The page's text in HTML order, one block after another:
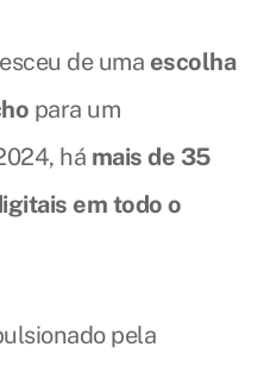
de uma escolha
para um
há mais de 35
em todo o
pela